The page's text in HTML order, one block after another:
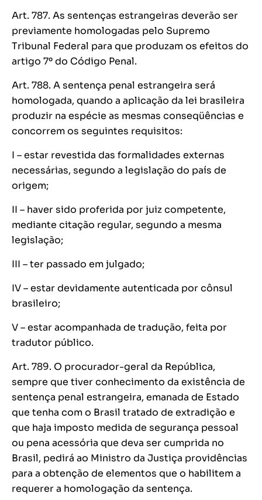
Art. 787. As sentenças estrangeiras deverão ser
previamente homologadas pelo Supremo
Tribunal Federal para que produzam os efeitos do
artigo 7º do Código Penal.
Art. 788. A sentença penal estrangeira será
homologada, quando a aplicação da lei brasileira
produzir na espécie as mesmas conseqüências e
concorrem os seguintes requisitos:
I – estar revestida das formalidades externas
necessárias, segundo a legislação do país de
origem;
II – haver sido proferida por juiz competente,
mediante citação regular, segundo a mesma
legislação;
III – ter passado em julgado;
IV – estar devidamente autenticada por cônsul
brasileiro;
V – estar acompanhada de tradução, feita por
tradutor público.
Art. 789. O procurador-geral da República,
sempre que tiver conhecimento da existência de
sentença penal estrangeira, emanada de Estado
que tenha com o Brasil tratado de extradição e
que haja imposto medida de segurança pessoal
ou pena acessória que deva ser cumprida no
Brasil, pedirá ao Ministro da Justiça providências
para a obtenção de elementos que o habilitem a
requerer a homologação da sentença.